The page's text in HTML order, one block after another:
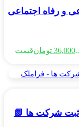
و رفاه اجتماعی
36,000 تومانقیمت
ثبت شرکت ها 📗